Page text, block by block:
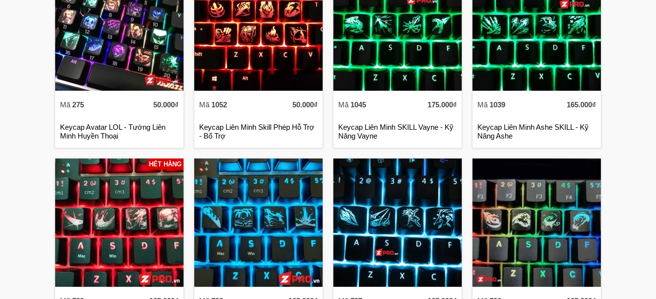
Mã 275 50.000₫
Keycap Avatar LOL - Tướng Liên
Minh Huyền Thoại
Mã 1052 50.000₫
Keycap Liên Minh Skill Phép Hỗ Trợ
- Bổ Trợ
Mã 1045 175.000₫
Keycap Liên Minh SKILL Vayne - Kỹ
Năng Vayne
Mã 1039 165.000₫
Keycap Liên Minh Ashe SKILL - Kỹ
Năng Ashe
HẾT HÀNG